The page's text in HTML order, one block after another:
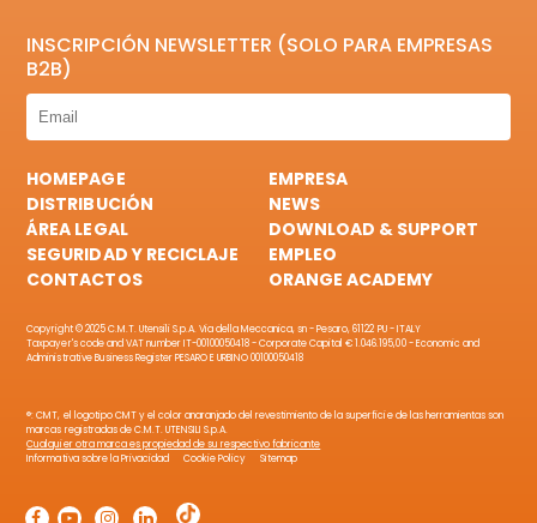
INSCRIPCIÓN NEWSLETTER (SOLO PARA EMPRESAS
B2B)
HOMEPAGE
EMPRESA
DISTRIBUCIÓN
NEWS
ÁREA LEGAL
DOWNLOAD & SUPPORT
SEGURIDAD Y RECICLAJE
EMPLEO
CONTACTOS
ORANGE ACADEMY
Copyright © 2025 C.M.T. Utensili S.p.A. Via della Meccanica, sn - Pesaro, 61122 PU - ITALY
Taxpayer's code and VAT number IT-00100050418 - Corporate Capital € 1.046.195,00 - Economic and
Administrative Business Register PESARO E URBINO 00100050418
®: CMT, el logotipo CMT y el color anaranjado del revestimiento de la superficie de las herramientas son
marcas registradas de C.M.T. UTENSILI S.p.A.
Cualquier otra marca es propiedad de su respectivo fabricante
Informativa sobre la Privacidad
Cookie Policy Sitemap